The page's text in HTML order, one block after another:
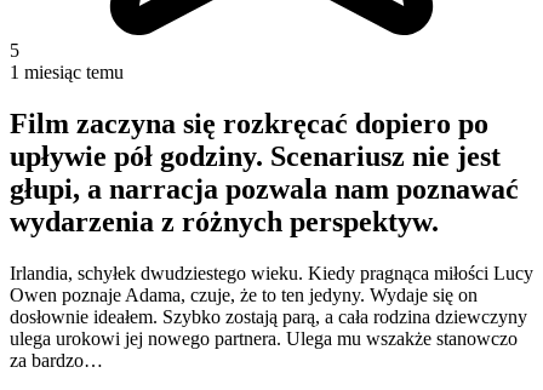
5
1 miesiąc temu
Film zaczyna się rozkręcać dopiero po
upływie pół godziny. Scenariusz nie jest
głupi, a narracja pozwala nam poznawać
wydarzenia z różnych perspektyw.
Irlandia, schyłek dwudziestego wieku. Kiedy pragnąca miłości Lucy
Owen poznaje Adama, czuje, że to ten jedyny. Wydaje się on
dosłownie ideałem. Szybko zostają parą, a cała rodzina dziewczyny
ulega urokowi jej nowego partnera. Ulega mu wszakże stanowczo
za bardzo…